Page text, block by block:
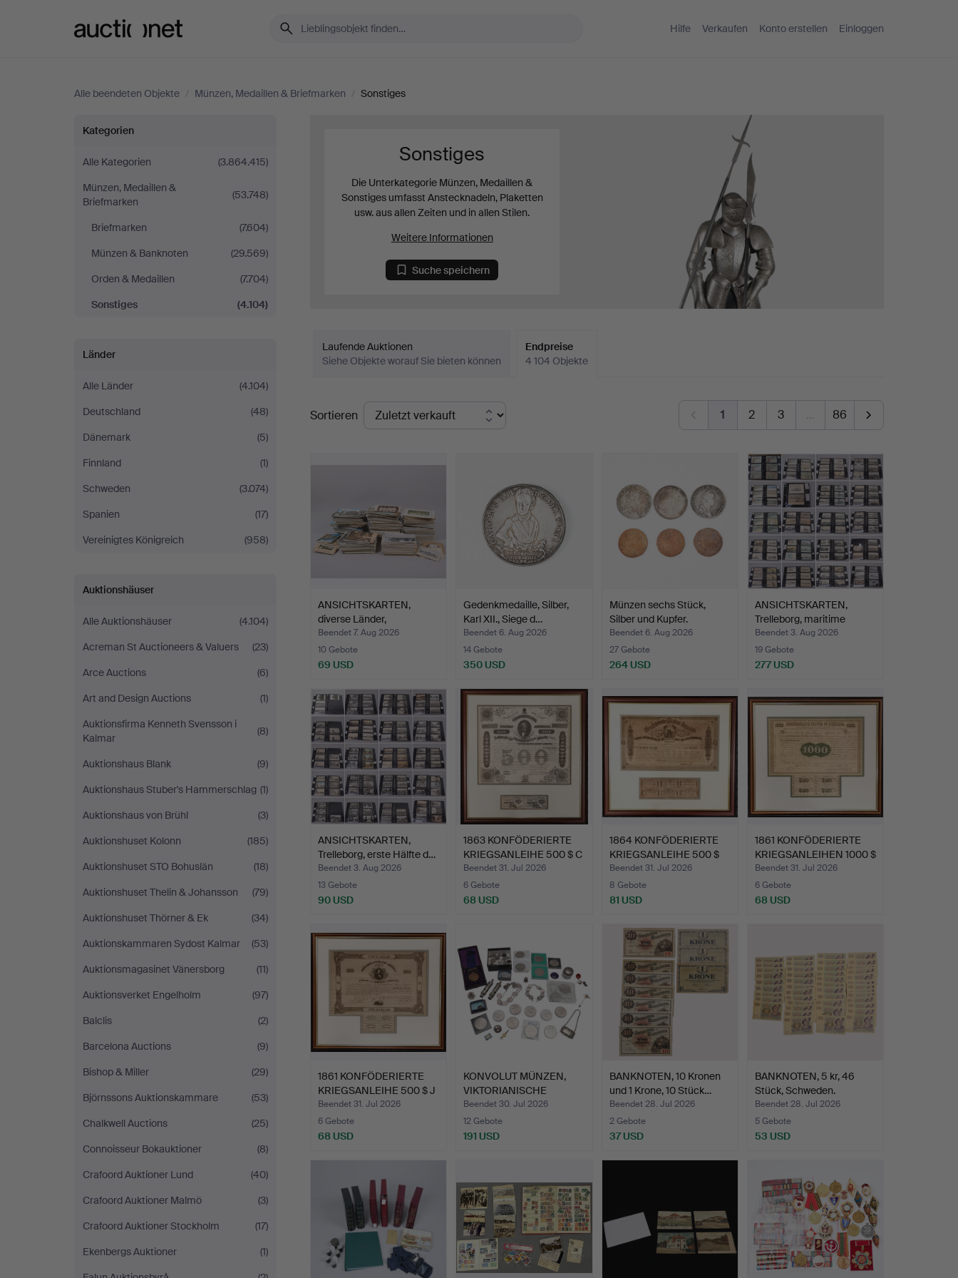
Hilfe Verkaufen Konto erstellen Einloggen
Alle beendeten Objekte / Münzen, Medaillen & Briefmarken / Sonstiges
Sonstiges
Kategorien
Alle Kategorien
(3.864.415)
Münzen, Medaillen &
Briefmarken
(53.748)
Briefmarken
(7.604)
Münzen & Banknoten
(29.569)
Orden & Medaillen
(7.704)
Sonstiges
(4.104)
Länder
Alle Länder
(4.104)
Deutschland
(48)
Dänemark
(5)
Finnland
(1)
Schweden
(3.074)
Spanien
(17)
Vereinigtes Königreich
(958)
Auktionshäuser
Alle Auktionshäuser
(4.104)
Acreman St Auctioneers & Valuers
(23)
Arce Auctions
(6)
Art and Design Auctions
(1)
Auktionsfirma Kenneth Svensson i
Kalmar
(8)
Auktionshaus Blank
(9)
Auktionshaus Stuber's Hammerschlag (1)
Auktionshaus von Brühl
(3)
Auktionshuset Kolonn
(185)
Auktionshuset STO Bohuslän
(18)
Auktionshuset Thelin & Johansson
(79)
Auktionshuset Thörner & Ek
(34)
Auktionskammaren Sydost Kalmar
(53)
Auktionsmagasinet Vänersborg
(11)
Auktionsverket Engelholm
(97)
Balclis
(2)
Barcelona Auctions
(9)
Bishop & Miller
(29)
Björnssons Auktionskammare
(53)
Chalkwell Auctions
(25)
Connoisseur Bokauktioner
(8)
Crafoord Auktioner Lund
(40)
Crafoord Auktioner Malmö
(3)
Crafoord Auktioner Stockholm
(17)
Ekenbergs Auktioner
(1)
Sonstiges
Die Unterkategorie Münzen, Medaillen &
Sonstiges umfasst Anstecknadeln, Plaketten
usw. aus allen Zeiten und in allen Stilen.
Weitere Informationen
Suche speichern
Laufende Auktionen
Siehe Objekte worauf Sie bieten können
Endpreise
4 104 Objekte
Endpreise
Sortieren 1 2 3 … 86
ANSICHTSKARTEN,
diverse Länder,
vorwiegend…
Beendet 7. Aug 2026
10 Gebote
69 USD
Gedenkmedaille, Silber,
Karl XII., Siege d…
Beendet 6. Aug 2026
14 Gebote
350 USD
Münzen sechs Stück,
Silber und Kupfer.
Beendet 6. Aug 2026
27 Gebote
264 USD
ANSICHTSKARTEN,
Trelleborg, maritime
Motiv…
Beendet 3. Aug 2026
19 Gebote
277 USD
ANSICHTSKARTEN,
Trelleborg, erste Hälfte d…
Beendet 3. Aug 2026
13 Gebote
90 USD
1863 KONFÖDERIERTE
KRIEGSANLEIHE 500 $ C
G…
Beendet 31. Jul 2026
6 Gebote
68 USD
1864 KONFÖDERIERTE
KRIEGSANLEIHE 500 $
REI…
Beendet 31. Jul 2026
8 Gebote
81 USD
1861 KONFÖDERIERTE
KRIEGSANLEIHEN 1000 $
M…
Beendet 31. Jul 2026
6 Gebote
68 USD
1861 KONFÖDERIERTE
KRIEGSANLEIHE 500 $ J
P…
Beendet 31. Jul 2026
6 Gebote
68 USD
KONVOLUT MÜNZEN,
VIKTORIANISCHE
POLIZEIPFE…
Beendet 30. Jul 2026
12 Gebote
191 USD
BANKNOTEN, 10 Kronen
und 1 Krone, 10 Stück…
Beendet 28. Jul 2026
2 Gebote
37 USD
BANKNOTEN, 5 kr, 46
Stück, Schweden.
Beendet 28. Jul 2026
5 Gebote
53 USD